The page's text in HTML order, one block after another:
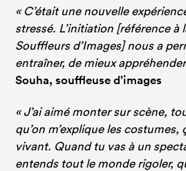
« C’était une nouvelle
stressé. L’initiation [référence à
Souffleurs d’Images] nous a
entraîner, de mieux
Souha, souffleuse d’images
« J’ai aimé monter sur scène,
qu’on m’explique les
vivant. Quand tu vas à un
entends tout le monde rigoler,